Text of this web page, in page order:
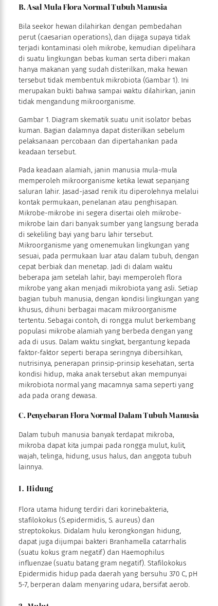
B. Asal Mula Flora Normal Tubuh Manusia
Bila seekor hewan dilahirkan dengan pembedahan
perut (caesarian operations), dan dijaga supaya tidak
terjadi kontaminasi oleh mikrobe, kemudian dipelihara
di suatu lingkungan bebas kuman serta diberi makan
hanya makanan yang sudah disterilkan, maka hewan
tersebut tidak membentuk mikrobiota (Gambar 1). Ini
merupakan bukti bahwa sampai waktu dilahirkan, janin
tidak mengandung mikroorganisme.
Gambar 1. Diagram skematik suatu unit isolator bebas
kuman. Bagian dalamnya dapat disterilkan sebelum
pelaksanaan percobaan dan dipertahankan pada
keadaan tersebut.
Pada keadaan alamiah, janin manusia mula-mula
memperoleh mikroorganisme ketika lewat sepanjang
saluran lahir. Jasad-jasad renik itu diperolehnya melalui
kontak permukaan, penelanan atau penghisapan.
Mikrobe-mikrobe ini segera disertai oleh mikrobe-
mikrobe lain dari banyak sumber yang langsung berada
di sekeliling bayi yang baru lahir tersebut.
Mikroorganisme yang omenemukan lingkungan yang
sesuai, pada permukaan luar atau dalam tubuh, dengan
cepat berbiak dan menetap. Jadi di dalam waktu
beberapa jam setelah lahir, bayi memperoleh flora
mikrobe yang akan menjadi mikrobiota yang asli. Setiap
bagian tubuh manusia, dengan kondisi lingkungan yang
khusus, dihuni berbagai macam mikroorganisme
tertentu. Sebagai contoh, di rongga mulut berkembang
populasi mikrobe alamiah yang berbeda dengan yang
ada di usus. Dalam waktu singkat, bergantung kepada
faktor-faktor seperti berapa seringnya dibersihkan,
nutrisinya, penerapan prinsip-prinsip kesehatan, serta
kondisi hidup, maka anak tersebut akan mempunyai
mikrobiota normal yang macamnya sama seperti yang
ada pada orang dewasa.
C. Penyebaran Flora Normal Dalam Tubuh Manusia
Dalam tubuh manusia banyak terdapat mikroba,
mikroba dapat kita jumpai pada rongga mulut, kulit,
wajah, telinga, hidung, usus halus, dan anggota tubuh
lainnya.
I. Hidung
Flora utama hidung terdiri dari korinebakteria,
stafilokokus (S.epidermidis, S. aureus) dan
streptokokus. Didalam hulu kerongkongan hidung,
dapat juga dijumpai bakteri Branhamella catarrhalis
(suatu kokus gram negatif) dan Haemophilus
influenzae (suatu batang gram negatif). Stafilokokus
Epidermidis hidup pada daerah yang bersuhu 370 C, pH
5-7, berperan dalam menyaring udara, bersifat aerob.